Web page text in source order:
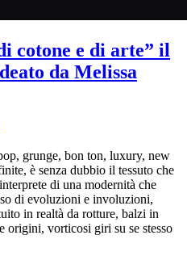
cotone e di arte” il
da Melissa
grunge, bon ton, luxury, new
è senza dubbio il tessuto che
di una modernità che
di evoluzioni e involuzioni,
in realtà da rotture, balzi in
origini, vorticosi giri su se stesso